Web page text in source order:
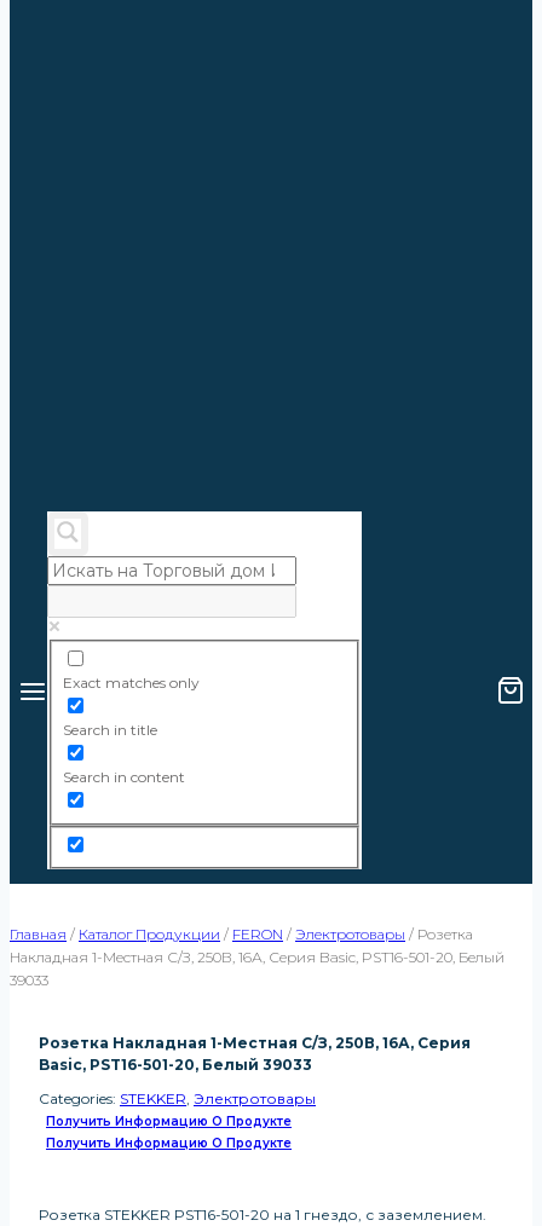
Exact matches only
Search in title
Search in content
Главная / Каталог Продукции / FERON / Электротовары / Розетка
Накладная 1-Местная С/з, 250В, 16А, Серия Basic, PST16-501-20, Белый
39033
Розетка Накладная 1-Местная С/з, 250В, 16А, Серия
Basic, PST16-501-20, Белый 39033
Categories: STEKKER, Электротовары
Получить Информацию О Продукте
Получить Информацию О Продукте
Розетка STEKKER PST16-501-20 на 1 гнездо, с заземлением.